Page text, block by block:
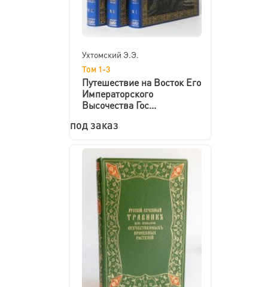
Ухтомский Э.Э.
Том 1-3
Путешествие на Восток Его
Императорского
Высочества Гос...
под заказ